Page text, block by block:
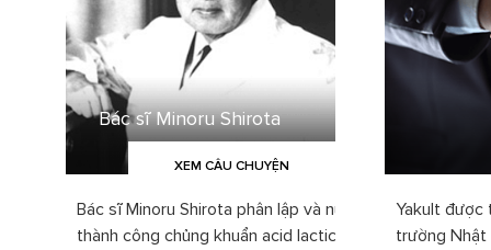
Bác sĩ Minoru Shirota
XEM CÂU CHUYỆN
Bác sĩ Minoru Shirota phân lập và nuôi cấy
thành công chủng khuẩn acid lactic, chủng
Yakult được
trường Nhật